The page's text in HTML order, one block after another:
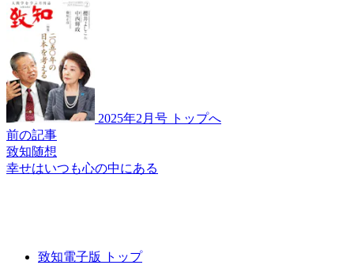
2025年2月号 トップへ
前の記事
致知随想
幸せはいつも心の中にある
致知電子版 トップ